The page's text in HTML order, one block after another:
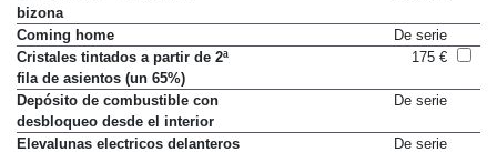
Climatizador "Climatronic"
bizona
Coming home
De serie
Cristales tintados a partir de 2ª
fila de asientos (un 65%)
Depósito de combustible con
desbloqueo desde el interior